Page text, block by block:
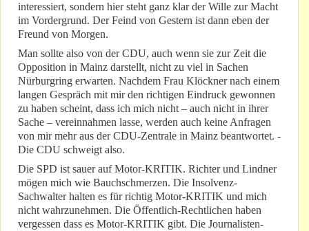
interessiert, sondern hier steht ganz klar der Wille zur Macht
im Vordergrund. Der Feind von Gestern ist dann eben der
Freund von Morgen.
Man sollte also von der CDU, auch wenn sie zur Zeit die
Opposition in Mainz darstellt, nicht zu viel in Sachen
Nürburgring erwarten. Nachdem Frau Klöckner nach einem
langen Gespräch mit mir den richtigen Eindruck gewonnen
zu haben scheint, dass ich mich nicht – auch nicht in ihrer
Sache – vereinnahmen lasse, werden auch keine Anfragen
von mir mehr aus der CDU-Zentrale in Mainz beantwortet. -
Die CDU schweigt also.
Die SPD ist sauer auf Motor-KRITIK. Richter und Lindner
mögen mich wie Bauchschmerzen. Die Insolvenz-
Sachwalter halten es für richtig Motor-KRITIK und mich
nicht wahrzunehmen. Die Öffentlich-Rechtlichen haben
vergessen dass es Motor-KRITIK gibt. Die Journalisten-